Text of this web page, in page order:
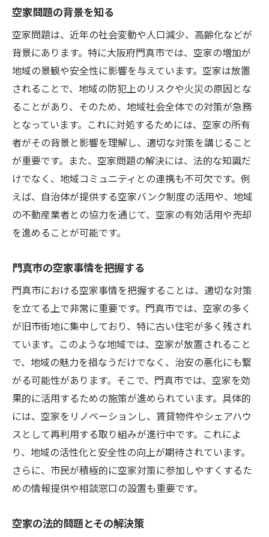
プローチ
リフォームによる空家の魅力向上
賃貸物件としての活用可能性
地域ニーズに応じた新しい活用法
コミュニティスペースとしての利用
空家をビジネスに変えるアイデア
専門家の助言を活用した効果的なプラン
地域市場を読み解く空家売却の成功への道
門真市の不動産市場の現況
売却タイミングの見極め方
地域の需要を活かした売却戦略
購入者にアピールするための工夫
専門家のアドバイスを最大限に活用する
大阪府門真市での空家課題を解決するためのス
テップ
現状分析から始める課題解決の第一歩
空家管理の基本戦略を学ぶ
地域政策に基づいた適切なアプローチ
環境改善と治安対策の重要性
空家活用の実行プランの策定
問題解決へのロードマップを描く
実例から学ぶ大阪府門真市における空家売却の
秘訣
成功事例に見る売却のポイント
空家問題の背景を知る
空家問題は、近年の社会変動や人口減少、高齢化などが
背景にあります。特に大阪府門真市では、空家の増加が
地域の景観や安全性に影響を与えています。空家は放置
されることで、地域の防犯上のリスクや火災の原因とな
ることがあり、そのため、地域社会全体での対策が急務
となっています。これに対処するためには、空家の所有
者がその背景と影響を理解し、適切な対策を講じること
が重要です。また、空家問題の解決には、法的な知識だ
けでなく、地域コミュニティとの連携も不可欠です。例
えば、自治体が提供する空家バンク制度の活用や、地域
の不動産業者との協力を通じて、空家の有効活用や売却
を進めることが可能です。
門真市の空家事情を把握する
門真市における空家事情を把握することは、適切な対策
を立てる上で非常に重要です。門真市では、空家の多く
が旧市街地に集中しており、特に古い住宅が多く残され
ています。このような地域では、空家が放置されること
で、地域の魅力を損なうだけでなく、治安の悪化にも繋
がる可能性があります。そこで、門真市では、空家を効
果的に活用するための施策が進められています。具体的
には、空家をリノベーションし、賃貸物件やシェアハウ
スとして再利用する取り組みが進行中です。これによ
り、地域の活性化と安全性の向上が期待されています。
さらに、市民が積極的に空家対策に参加しやすくするた
めの情報提供や相談窓口の設置も重要です。
空家の法的問題とその解決策